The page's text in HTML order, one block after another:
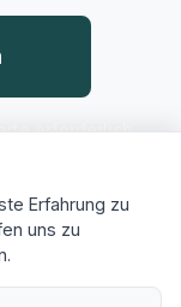
erforderlich.
Erfahrung zu
uns zu